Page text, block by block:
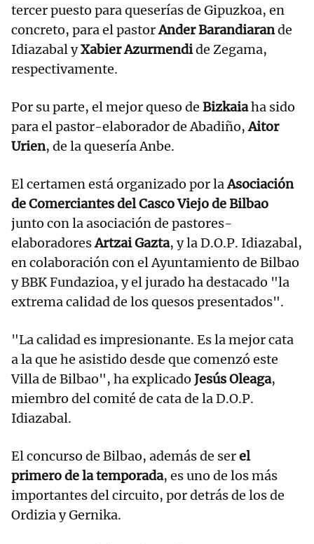
tercer puesto para queserías de Gipuzkoa, en
concreto, para el pastorAnder Barandiarande
Idiazabal yXabier Azurmendide Zegama,
respectivamente.
Por su parte, el mejor queso de Bizkaiaha sido
para el pastor-elaborador de Abadiño,Aitor
Urien, de la quesería Anbe.
El certamen está organizado por laAsociación
de Comerciantes del Casco Viejo de Bilbao
junto con la asociación de pastores-
elaboradoresArtzai Gazta, y la D.O.P. Idiazabal,
en colaboración con el Ayuntamiento de Bilbao
y BBK Fundazioa, y el jurado ha destacado "la
extrema calidad de los quesos presentados".
"La calidad es impresionante. Es la mejor cata
a la que he asistido desde que comenzó este
Villa de Bilbao", ha explicado Jesús Oleaga,
miembro del comité de cata de la D.O.P.
Idiazabal.
El concurso de Bilbao, además de serel
primero de la temporada, es uno de los más
importantes del circuito, por detrás de los de
Ordizia y Gernika.